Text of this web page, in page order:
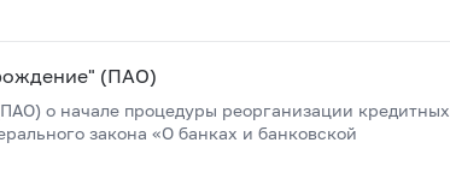
(ПАО)
о начале процедуры реорганизации кредитных
закона «О банках и банковской